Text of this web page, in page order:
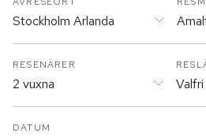
Stockholm Arlanda
DATUM
RESENÄRER
2 vuxna